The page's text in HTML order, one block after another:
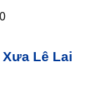
Lê Lai